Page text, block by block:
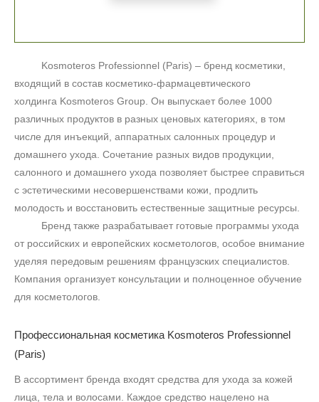
KosmoterosProfessionnel (Paris) – бренд косметики,
входящий в состав косметико-фармацевтического
холдинга Kosmoteros Group . Он выпускает более 1000
различных продуктов в разных ценовых категориях, в том
числе для инъекций, аппаратных салонных процедур и
домашнего ухода. Сочетание разных видов продукции,
салонного и домашнего ухода позволяет быстрее справиться
с эстетическими несовершенствами кожи, продлить
молодость и восстановить естественные защитные ресурсы.
Бренд также разрабатывает готовые программы ухода
от российских и европейских косметологов, особое внимание
уделяя передовым решениям французских специалистов.
Компания организует консультации и полноценное обучение
для косметологов.
Профессиональная косметика Kosmoteros Professionnel
(Paris)
В ассортимент бренда входят средства для ухода за кожей
лица, тела и волосами. Каждое средство нацелено на